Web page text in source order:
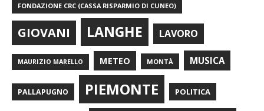
FONDAZIONE CRC (CASSA RISPARMIO DI CUNEO)
GIOVANI LANGHE LAVORO
MAURIZIO MARELLO METEO MONTÀ MUSICA
PALLAPUGNO PIEMONTE POLITICA